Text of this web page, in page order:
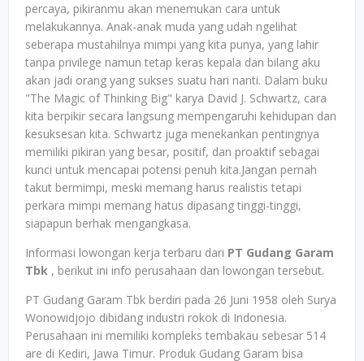
percaya, pikiranmu akan menemukan cara untuk
melakukannya. Anak-anak muda yang udah ngelihat
seberapa mustahilnya mimpi yang kita punya, yang lahir
tanpa privilege namun tetap keras kepala dan bilang aku
akan jadi orang yang sukses suatu hari nanti. Dalam buku
"The Magic of Thinking Big" karya David J. Schwartz, cara
kita berpikir secara langsung mempengaruhi kehidupan dan
kesuksesan kita. Schwartz juga menekankan pentingnya
memiliki pikiran yang besar, positif, dan proaktif sebagai
kunci untuk mencapai potensi penuh kita.Jangan pernah
takut bermimpi, meski memang harus realistis tetapi
perkara mimpi memang hatus dipasang tinggi-tinggi,
siapapun berhak mengangkasa.
Informasi lowongan kerja terbaru dari PT Gudang Garam
Tbk , berikut ini info perusahaan dan lowongan tersebut.
PT Gudang Garam Tbk berdiri pada 26 Juni 1958 oleh Surya
Wonowidjojo dibidang industri rokok di Indonesia.
Perusahaan ini memiliki kompleks tembakau sebesar 514
are di Kediri, Jawa Timur. Produk Gudang Garam bisa